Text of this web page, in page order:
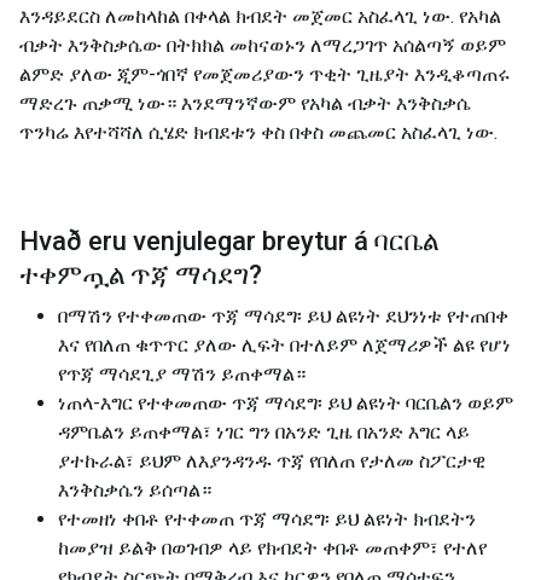
እንዳይደርስ ለመከላከል በቀላል ክብደት መጀመር አስፈላጊ ነው. የአካል
ብቃት እንቅስቃሴው በትክክል መከናወኑን ለማረጋገጥ አሰልጣኝ ወይም
ልምድ ያለው ጂም-ጎበኛ የመጀመሪያውን ጥቂት ጊዜያት እንዲቆጣጠሩ
ማድረጉ ጠቃሚ ነው። እንደማንኛውም የአካል ብቃት እንቅስቃሴ
ጥንካሬ እየተሻሻለ ሲሄድ ክብደቱን ቀስ በቀስ መጨመር አስፈላጊ ነው.
Hvað eru venjulegar breytur á ባርቤል
ተቀምጧል ጥጃ ማሳደግ?
በማሽን የተቀመጠው ጥጃ ማሳደግ፡ ይህ ልዩነት ደህንነቱ የተጠበቀ
እና የበለጠ ቁጥጥር ያለው ሊፍት በተለይም ለጀማሪዎች ልዩ የሆነ
የጥጃ ማሳደጊያ ማሽን ይጠቀማል።
ነጠላ-እግር የተቀመጠው ጥጃ ማሳደግ፡ ይህ ልዩነት ባርቤልን ወይም
ዳምቤልን ይጠቀማል፣ ነገር ግን በአንድ ጊዜ በአንድ እግር ላይ
ያተኩራል፣ ይህም ለእያንዳንዱ ጥጃ የበለጠ የታለመ ስፖርታዊ
እንቅስቃሴን ይሰጣል።
የተመዘነ ቀበቶ የተቀመጠ ጥጃ ማሳደግ፡ ይህ ልዩነት ክብደትን
ከመያዝ ይልቅ በወገብዎ ላይ የክብደት ቀበቶ መጠቀም፣ የተለየ